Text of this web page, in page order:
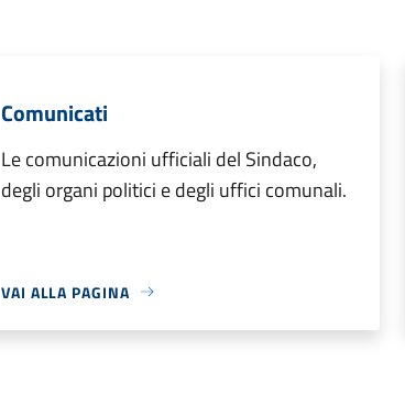
Comunicati
Le comunicazioni ufficiali del Sindaco,
degli organi politici e degli uffici comunali.
VAI ALLA PAGINA